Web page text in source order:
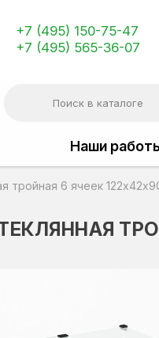
+7 (495) 150-75-47
+7 (495) 565-36-07
Наши
тройная 6 ячеек